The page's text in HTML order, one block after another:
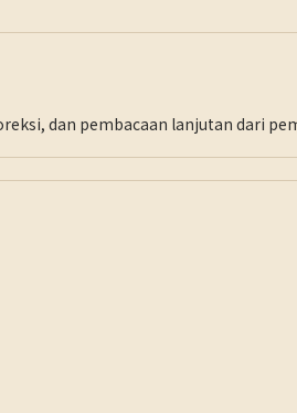
dan pembacaan lanjutan dari